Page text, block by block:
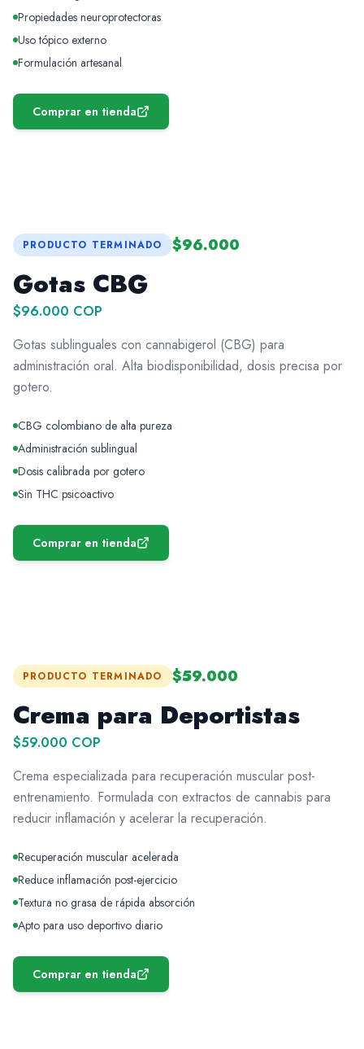
Propiedades neuroprotectoras
Uso tópico externo
Formulación artesanal
Comprar en tienda
PRODUCTO TERMINADO $96.000
Gotas CBG
$96.000 COP
Gotas sublinguales con cannabigerol (CBG) para
administración oral. Alta biodisponibilidad, dosis precisa por
gotero.
CBG colombiano de alta pureza
Administración sublingual
Dosis calibrada por gotero
Sin THC psicoactivo
Comprar en tienda
PRODUCTO TERMINADO $59.000
Crema para Deportistas
$59.000 COP
Crema especializada para recuperación muscular post-
entrenamiento. Formulada con extractos de cannabis para
reducir inflamación y acelerar la recuperación.
Recuperación muscular acelerada
Reduce inflamación post-ejercicio
Textura no grasa de rápida absorción
Apto para uso deportivo diario
Comprar en tienda